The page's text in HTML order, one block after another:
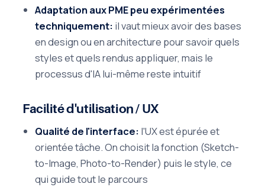
Adaptation aux PME peu expérimentées
techniquement: il vaut mieux avoir des bases
en design ou en architecture pour savoir quels
styles et quels rendus appliquer, mais le
processus d'IA lui-même reste intuitif
Facilité d'utilisation / UX
Qualité de l'interface: l'UX est épurée et
orientée tâche. On choisit la fonction (Sketch-
to-Image, Photo-to-Render) puis le style, ce
qui guide tout le parcours